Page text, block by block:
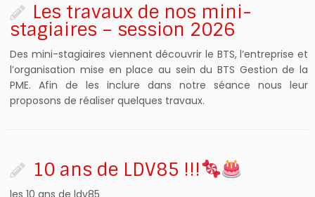
Les travaux de nos mini-
stagiaires – session 2026 ‍‍‍‍‍
Des mini-stagiaires viennent découvrir le BTS, l’entreprise et
l’organisation mise en place au sein du BTS Gestion de la
PME. Afin de les inclure dans notre séance nous leur
proposons de réaliser quelques travaux.
10 ans de LDV85 !!!